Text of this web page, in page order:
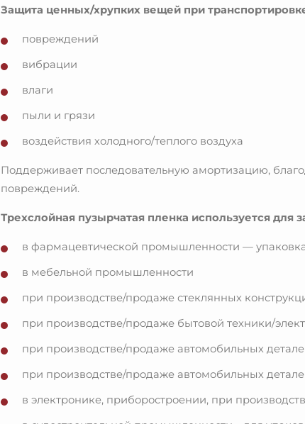
Защита ценных/хрупких вещей при
повреждений
вибрации
влаги
пыли и грязи
воздействия холодного/теплого воздуха
Поддерживает последовательную амортизацию,
повреждений.
Трехслойная пузырчатая пленка используется для
в фармацевтической промышленности —
в мебельной промышленности
при производстве/продаже стеклянных
при производстве/продаже бытовой техники/
при производстве/продаже автомобильных
при производстве/продаже автомобильных
в электронике, приборостроении, при